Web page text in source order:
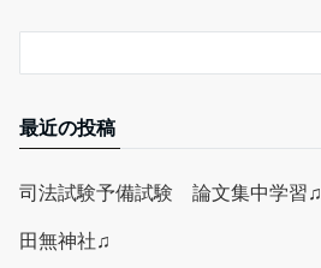
最近の投稿
司法試験予備試験 論文集中学習♫
田無神社♫